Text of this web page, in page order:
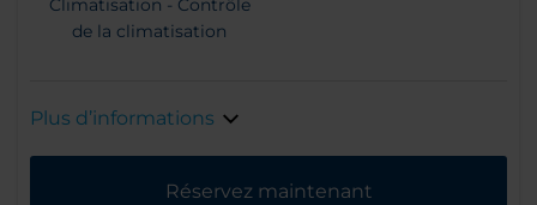
Climatisation - Contrôle
de la climatisation
Plus d’informations
Réservez maintenant